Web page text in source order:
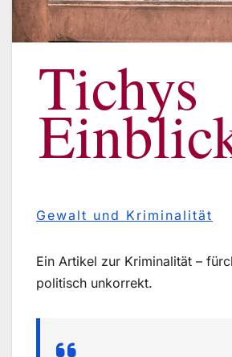
Tichys
Gewalt und Kriminalität
Ein Artikel zur Kriminalität –
politisch unkorrekt.